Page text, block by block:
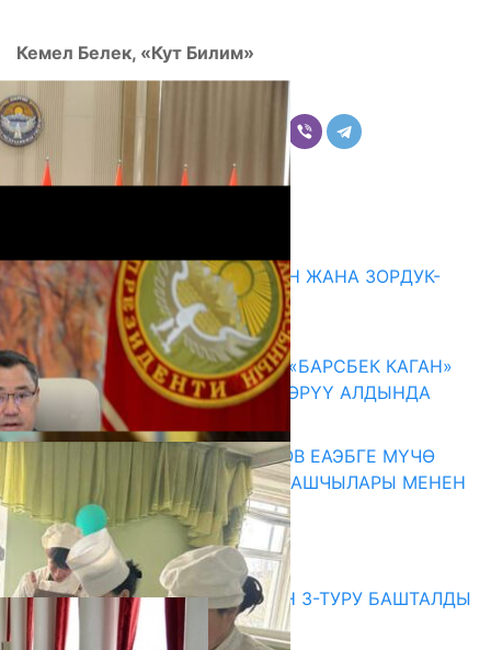
Кемел Белек, «Кут Билим»
Комментарийлер
ГЕНДЕРДИК БАСМЫРЛООДОН ЖАНА ЗОРДУК-
ЗОМБУЛУКТАН КОРГОО
07.08.2026
КЫРГЫЗ ТАРЫХЫ ТАСМАДА: «БАРСБЕК КАГАН»
КӨРКӨМ ТАСМАСЫ ЖАРЫК КӨРҮҮ АЛДЫНДА
07.08.2026
ПРЕЗИДЕНТ САДЫР ЖАПАРОВ ЕАЭБГЕ МҮЧӨ
МАМЛЕКЕТТЕРДИН ӨКМӨТ БАШЧЫЛАРЫ МЕНЕН
ЖОЛУГУШТУ
07.08.2026
Абитуриент
ЖОЖДОРГО КАБЫЛ АЛУУНУН 3-ТУРУ БАШТАЛДЫ
27.07.2026